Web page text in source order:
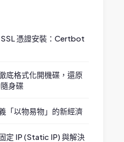
憑證安裝：Certbot
底格式化開機碟，還原
身碟
「以物易物」的新經濟
定 IP (Static IP) 與解決